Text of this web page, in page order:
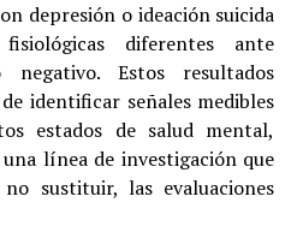
depresión o ideación suicida
diferentes ante
negativo. Estos resultados
identificar señales medibles
estados de salud mental,
línea de investigación que
sustituir, las evaluaciones